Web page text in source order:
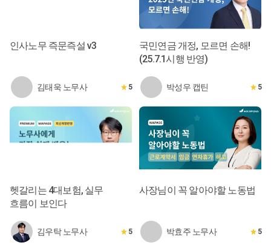
인사노무 즉문즉설 v3
김태욱 노무사 5
국민연금 개정, 모르면 손해!
(25.7.1시행 반영)
박성우 캡틴 5
헷갈리는 4대보험, 실무
흐름이 보인다
김우탁 노무사 5
사장님이 꼭 알아야할 노동법
박효주 노무사 5